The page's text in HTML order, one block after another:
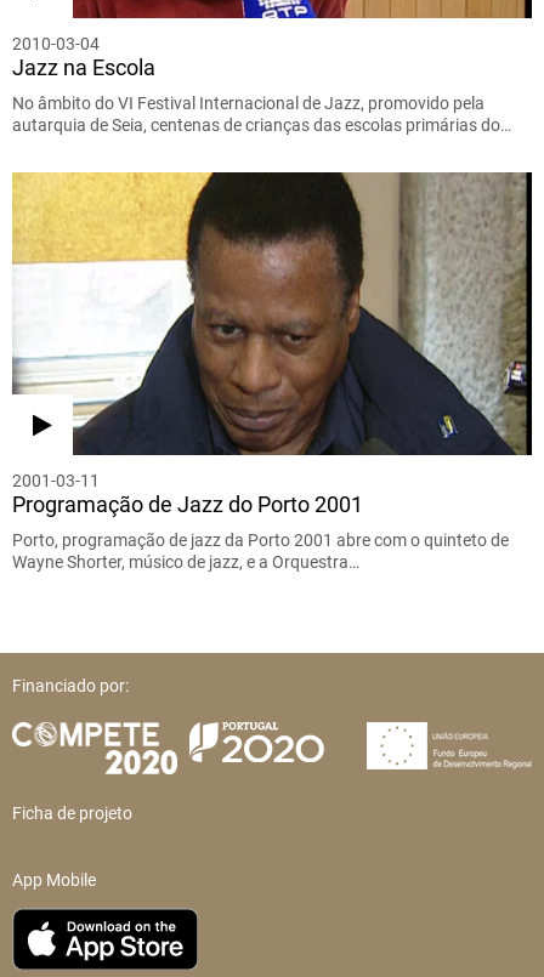
2010-03-04
Jazz na Escola
No âmbito do VI Festival Internacional de Jazz, promovido pela
autarquia de Seia, centenas de crianças das escolas primárias do…
2001-03-11
Programação de Jazz do Porto 2001
Porto, programação de jazz da Porto 2001 abre com o quinteto de
Wayne Shorter, músico de jazz, e a Orquestra…
Financiado por:
Ficha de projeto
App Mobile